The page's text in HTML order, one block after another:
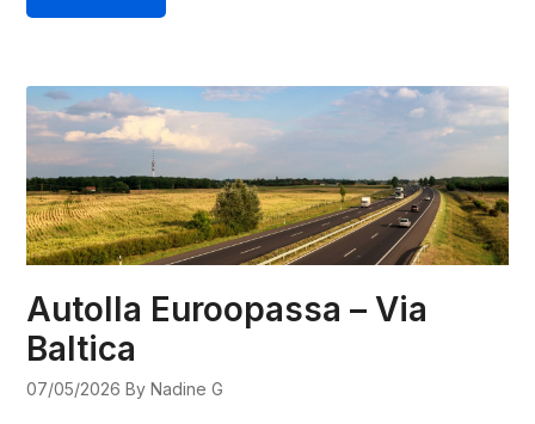
Autolla Euroopassa – Via
Baltica
07/05/2026 By Nadine G